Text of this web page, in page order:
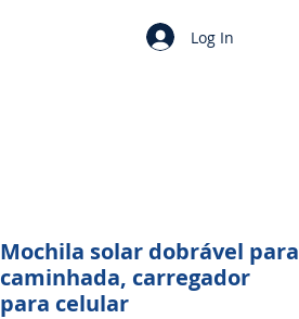
Log In
Mochila solar dobrável para
caminhada, carregador
para celular